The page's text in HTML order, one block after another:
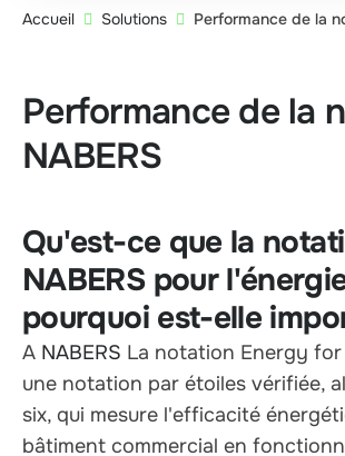
Accueil Solutions Performance de la
Performance de la
NABERS
Qu'est-ce que la
NABERS pour
pourquoi est-elle
A NABERS La notation Energy
une notation par étoiles vérifiée,
six, qui mesure l'efficacité
bâtiment commercial en